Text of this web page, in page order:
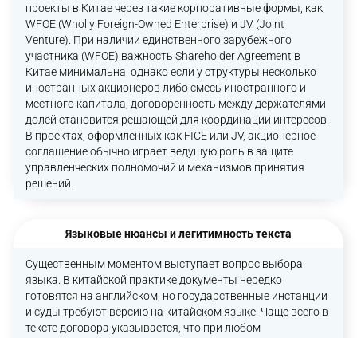
проекты в Китае через такие корпоративные формы, как
WFOE (Wholly Foreign-Owned Enterprise) и JV (Joint
Venture). При наличии единственного зарубежного
участника (WFOE) важность Shareholder Agreement в
Китае минимальна, однако если у структуры несколько
иностранных акционеров либо смесь иностранного и
местного капитала, договоренность между держателями
долей становится решающей для координации интересов.
В проектах, оформленных как FICE или JV, акционерное
соглашение обычно играет ведущую роль в защите
управленческих полномочий и механизмов принятия
решений.
Языковые нюансы и легитимность текста
Существенным моментом выступает вопрос выбора
языка. В китайской практике документы нередко
готовятся на английском, но государственные инстанции
и суды требуют версию на китайском языке. Чаще всего в
тексте договора указывается, что при любом